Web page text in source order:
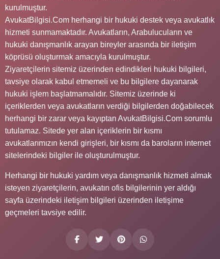
kurulmuştur.
AvukatBilgisi.Com herhangi bir hukuki destek veya avukatlık
hizmeti sunmamaktadır. Avukatların, Arabulucuların ve
hukuki danışmanlık arayan bireyler arasında bir iletişim
köprüsü oluşturmak amacıyla kurulmuştur.
Ziyaretçilerin sitemiz üzerinden edindikleri hukuki bilgileri,
tavsiye olarak kabul etmemeli ve bu bilgilere dayanarak
hukuki işlem başlatmamalıdır. Sitemiz üzerinde ki
içeriklerden veya avukatların verdiği bilgilerden doğabilecek
herhangi bir zarar veya kayıptan AvukatBilgisi.Com sorumlu
tutulamaz. Sitede yer alan içeriklerin bir kısmı
avukatlarımızın kendi girişleri, bir kısmı da baroların internet
sitelerindeki bilgiler ile oluşturulmuştur.
Herhangi bir hukuki yardım veya danışmanlık hizmeti almak
isteyen ziyaretçilerin, avukatın ofis bilgilerinin yer aldığı
sayfa üzerindeki iletişim bilgileri üzerinden iletişime
geçmeleri tavsiye edilir.